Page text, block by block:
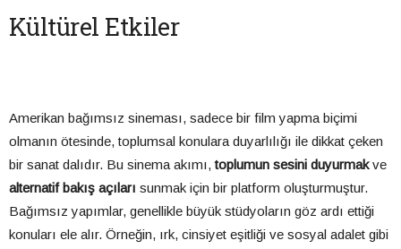
Kültürel Etkiler
Amerikan bağımsız sineması, sadece bir film yapma biçimi
olmanın ötesinde, toplumsal konulara duyarlılığı ile dikkat çeken
bir sanat dalıdır. Bu sinema akımı,toplumun sesini duyurmakve
alternatif bakış açıları sunmak için bir platform oluşturmuştur.
Bağımsız yapımlar, genellikle büyük stüdyoların göz ardı ettiği
konuları ele alır. Örneğin, ırk, cinsiyet eşitliği ve sosyal adalet gibi